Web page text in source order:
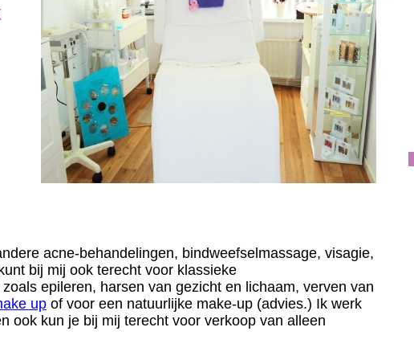
acne-behandelingen, bindweefselmassage, visagie,
bij mij ook terecht voor klassieke
epileren, harsen van gezicht en lichaam, verven van
up of voor een natuurlijke make-up (advies.) Ik werk
ook kun je bij mij terecht voor verkoop van alleen